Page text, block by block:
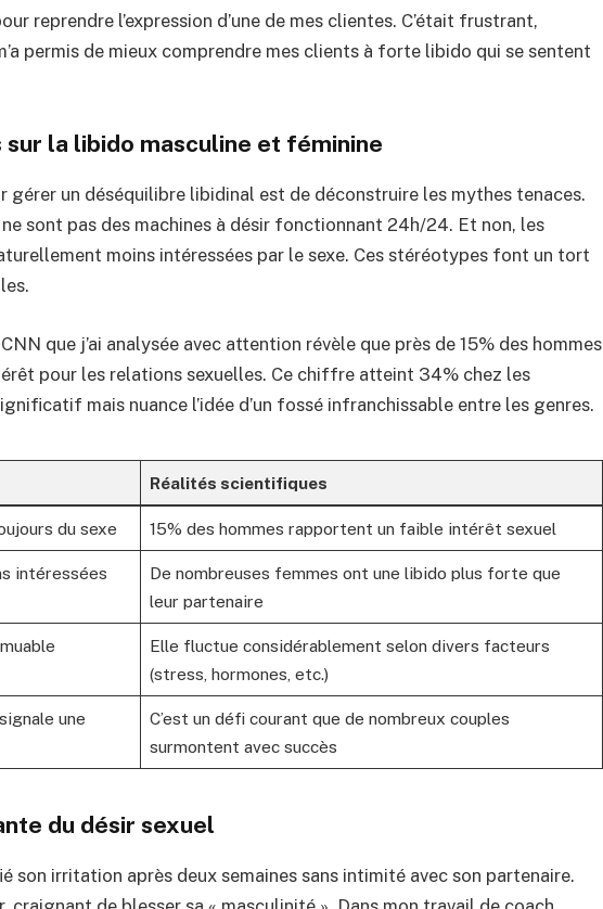
reprendre l’expression d’une de mes clientes. C’était frustrant,
permis de mieux comprendre mes clients à forte libido qui se sentent
sur la libido masculine et féminine
gérer un déséquilibre libidinal est de déconstruire les mythes tenaces.
sont pas des machines à désir fonctionnant 24h/24. Et non, les
moins intéressées par le sexe. Ces stéréotypes font un tort
que j’ai analysée avec attention révèle que près de 15% des hommes
pour les relations sexuelles. Ce chiffre atteint 34% chez les
mais nuance l’idée d’un fossé infranchissable entre les genres.
Réalités scientifiques
du sexe 15% des hommes rapportent un faible intérêt sexuel
intéressées
De nombreuses femmes ont une libido plus forte que
leur partenaire
Elle fluctue considérablement selon divers facteurs
(stress, hormones, etc.)
une
C’est un défi courant que de nombreux couples
surmontent avec succès
du désir sexuel
son irritation après deux semaines sans intimité avec son partenaire.